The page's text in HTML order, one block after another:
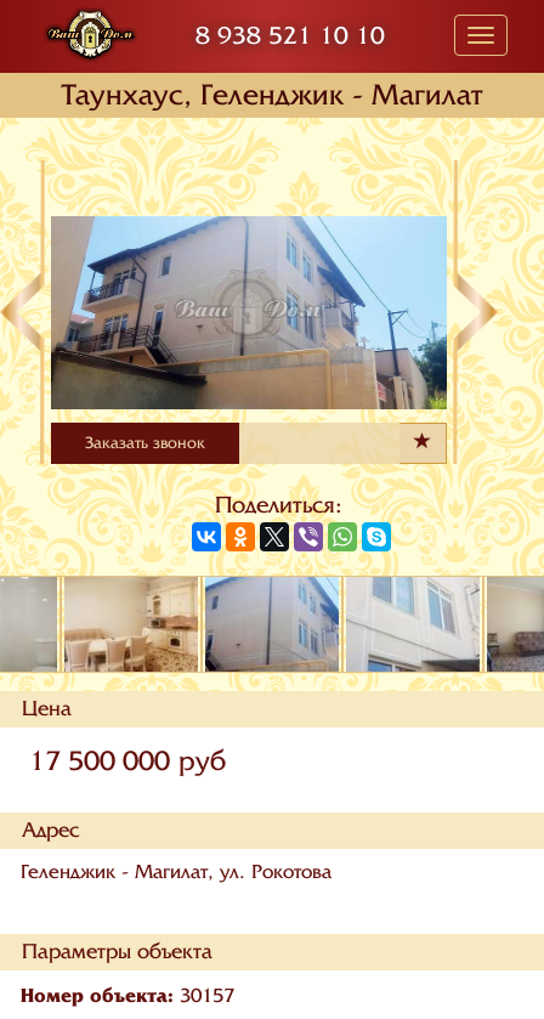
8 938 521 10 10
Toggle
Таунхаус, Геленджик - Магилат
Заказать звонок
Поделиться:
Цена
17 500 000 руб
Адрес
Геленджик - Магилат, ул. Рокотова
Параметры объекта
Номер объекта: 30157